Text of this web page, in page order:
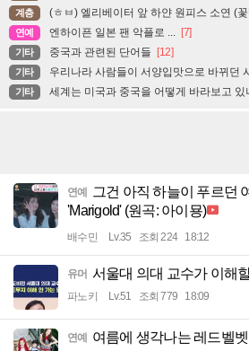
계층 (ㅎㅂ) 엘리베이터 앞 하얀 원피스 소연 (
연예 엔하이픈 일본 팬 악플로 ... [7]
기타 중국과 관련된 단어들 [12]
기타 우리나라 사람들이 서양입맛으로 바뀌던
기타 세계는 미국과 중국을 어떻게 바라보고 있
연예 그건 아직 하늘이 푸르던
'Marigold' (원곡: 아이묭)
배수민 Lv.35 조회 224 18:12
유머 서울대 의대 교수가 이해
파노키 Lv.51 조회 779 18:09
연예 여름에 생각나는 레드벨